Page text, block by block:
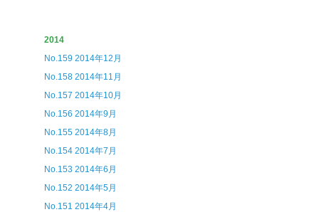
2014
No.159 2014年12月
No.158 2014年11月
No.157 2014年10月
No.156 2014年9月
No.155 2014年8月
No.154 2014年7月
No.153 2014年6月
No.152 2014年5月
No.151 2014年4月